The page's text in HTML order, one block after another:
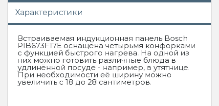
Характеристики
Встраиваемая индукционная панель Bosch
PIB673F17E оснащена четырьмя конфорками
с функцией быстрого нагрева. На одной из
них можно готовить различные блюда в
удлинённой посуде - например, в утятнице.
При необходимости её ширину можно
увеличить с 18 до 28 сантиметров.